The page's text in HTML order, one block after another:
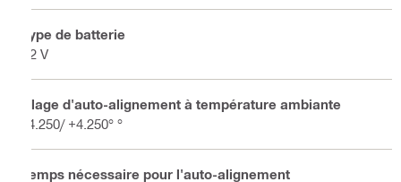
Type de batterie
22 V
Plage d'auto-alignement à température ambiante
-4.250/ +4.250° °
Temps nécessaire pour l'auto-alignement